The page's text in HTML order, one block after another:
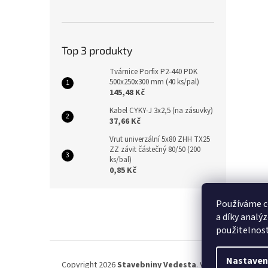
Používáme
a díky
Top 3 produkty
Tvárnice Porfix P2-440 PDK
500x250x300 mm (40 ks/pal)
145,48 Kč
Kabel CYKY-J 3x2,5 (na zásuvky)
37,66 Kč
Vrut univerzální 5x80 ZHH TX25
ZZ závit částečný 80/50 (200
ks/bal)
0,85 Kč
Copyright 2026Stavebniny Vedesta. Všechna práva